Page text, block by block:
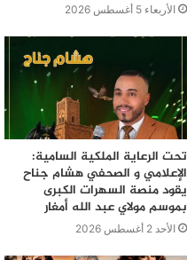
الأربعاء 5 أغسطس 2026
تحت الرعاية الملكية السامية:
الإعلامي و الصحفي هشام جناح
يقود منصة السهرات الكبرى
بموسم مولاي عبد الله أمغار
الأحد 2 أغسطس 2026